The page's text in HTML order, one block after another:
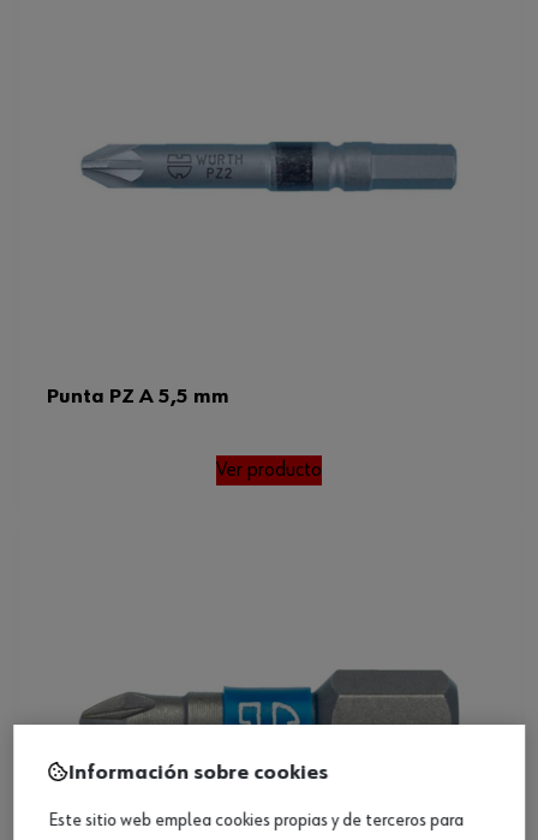
Punta PZ A 5,5 mm
Ver producto
Información sobre cookies
Este sitio web emplea cookies propias y de terceros para